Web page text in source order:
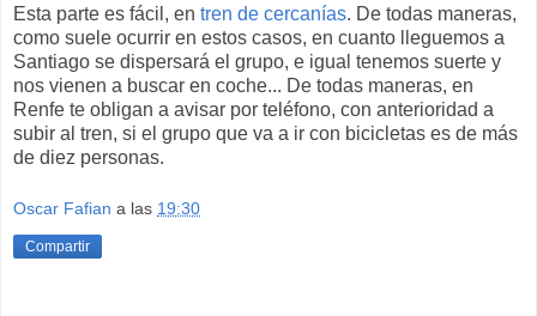
Esta parte es fácil, en tren de cercanías. De todas maneras,
como suele ocurrir en estos casos, en cuanto lleguemos a
Santiago se dispersará el grupo, e igual tenemos suerte y
nos vienen a buscar en coche... De todas maneras, en
Renfe te obligan a avisar por teléfono, con anterioridad a
subir al tren, si el grupo que va a ir con bicicletas es de más
de diez personas.
Oscar Fafian a las 19:30
Compartir